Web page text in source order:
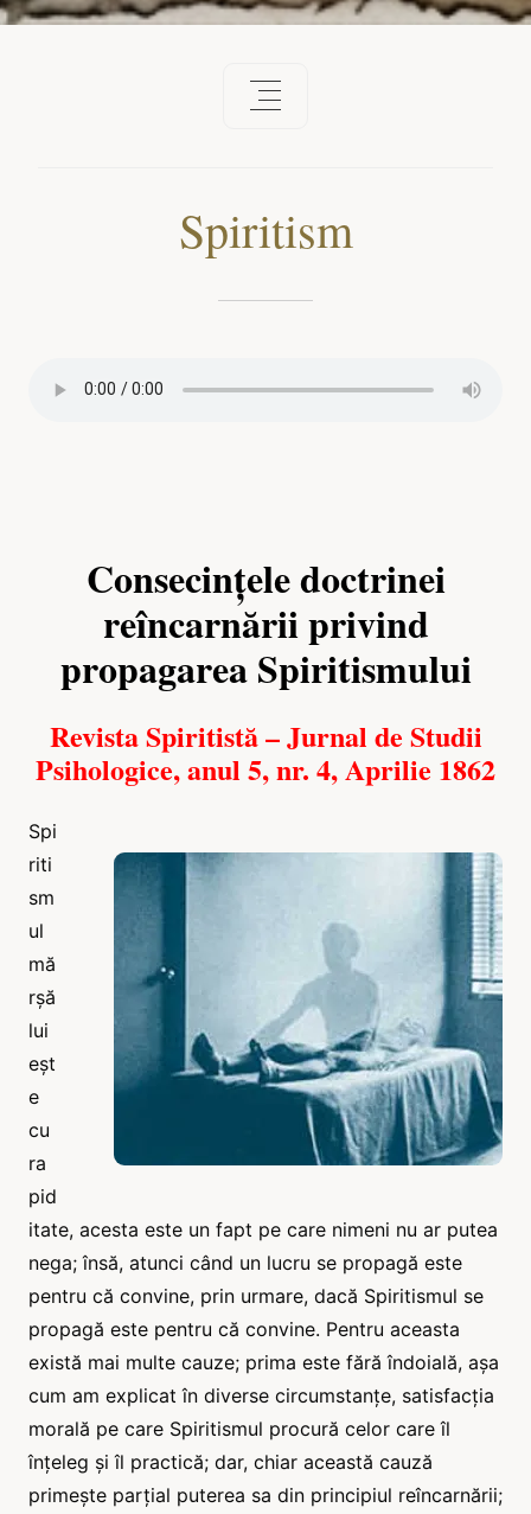
Spiritism
Consecințele doctrinei
reîncarnării privind
propagarea Spiritismului
Revista Spiritistă – Jurnal de Studii
Psihologice, anul 5, nr. 4, Aprilie 1862
Spi
riti
sm
ul
mă
rșă
lui
eșt
e
cu
ra
pid
itate, acesta este un fapt pe care nimeni nu ar putea
nega; însă, atunci când un lucru se propagă este
pentru că convine, prin urmare, dacă Spiritismul se
propagă este pentru că convine. Pentru aceasta
există mai multe cauze; prima este fără îndoială, așa
cum am explicat în diverse circumstanțe, satisfacția
morală pe care Spiritismul procură celor care îl
înțeleg și îl practică; dar, chiar această cauză
primește parțial puterea sa din principiul reîncarnării;